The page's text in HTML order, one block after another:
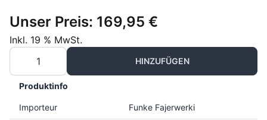
Unser Preis: 169,95 €
Inkl. 19 % MwSt.
HINZUFÜGEN
Produktinfo
Importeur Funke Fajerwerki